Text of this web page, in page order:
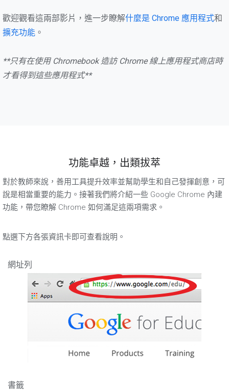
歡迎觀看這兩部影片，進一步瞭解什麼是 Chrome 應用程式和
擴充功能 。
**只有在使用 Chromebook 造訪 Chrome 線上應用程式商店時
才看得到這些應用程式**
功能卓越，出類拔萃
對於教師來說，善用工具提升效率並幫助學生和自己發揮創意，可
說是相當重要的能力。接著我們將介紹一些 Google Chrome 內建
功能，帶您瞭解 Chrome 如何滿足這兩項需求。
點選下方各張資訊卡即可查看說明。
網址列
書籤